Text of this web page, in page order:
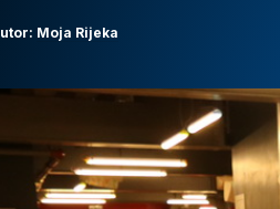
Moja Rijeka